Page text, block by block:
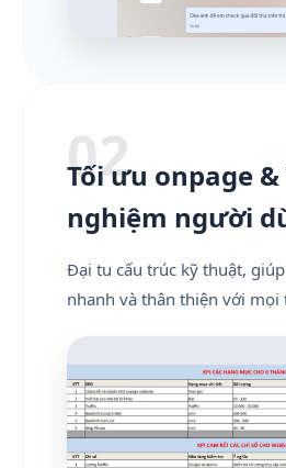
02
Tối ưu onpage &
nghiệm người
Đại tu cấu trúc kỹ thuật,
nhanh và thân thiện với